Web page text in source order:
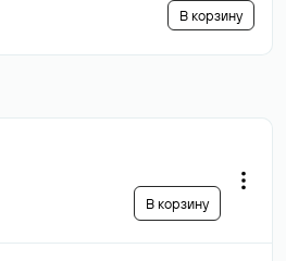
В корзину
В корзину